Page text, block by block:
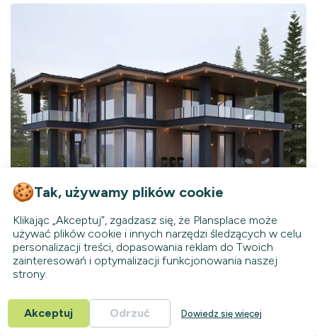
65595R KC Dostępny
194
14.50 Szerokość
3
3
Tak, używamy plików cookie
Klikając „Akceptuj”, zgadzasz się, że Plansplace może
używać plików cookie i innych narzędzi śledzących w celu
personalizacji treści, dopasowania reklam do Twoich
zainteresowań i optymalizacji funkcjonowania naszej
strony.
Akceptuj Odrzuć Dowiedz się więcej